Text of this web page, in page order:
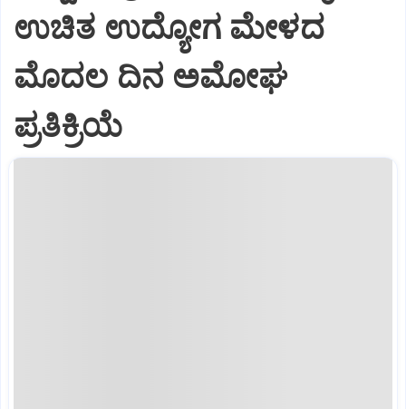
ಉಚಿತ ಉದ್ಯೋಗ ಮೇಳದ
ಮೊದಲ ದಿನ ಅಮೋಘ
ಪ್ರತಿಕ್ರಿಯೆ